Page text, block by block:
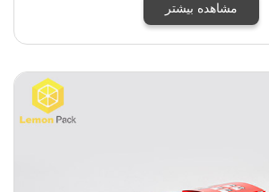
مشاهده بیشتر